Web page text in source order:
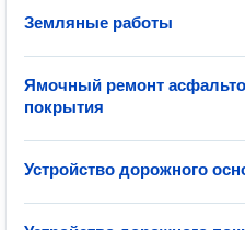
Земляные работы
Ямочный ремонт
покрытия
Устройство дорожного